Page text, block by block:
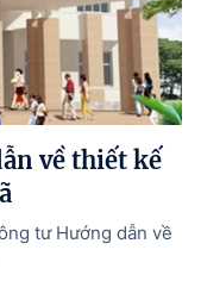
nghiệp dân tộc
về thiết kế
tư Hướng dẫn về